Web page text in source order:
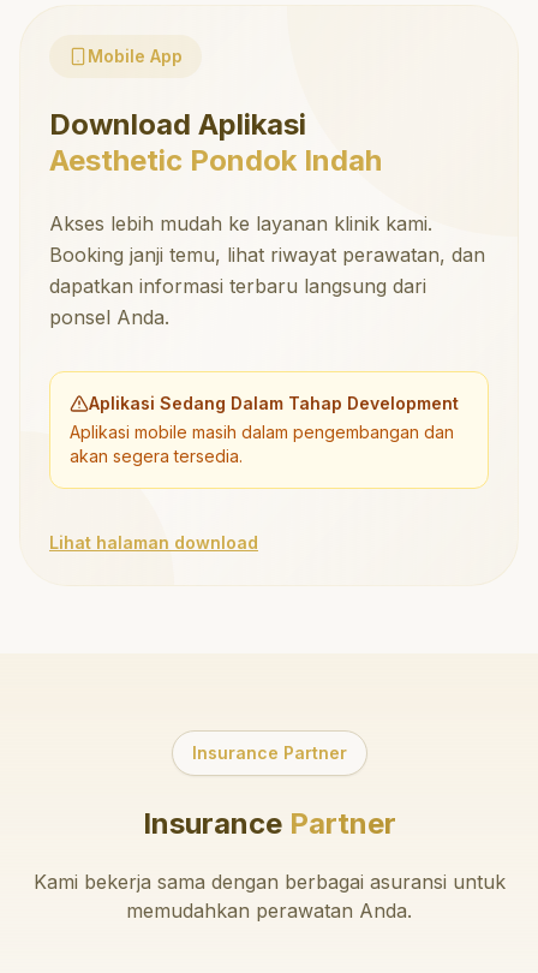
Mobile App
Download Aplikasi
Aesthetic Pondok Indah
Akses lebih mudah ke layanan klinik kami.
Booking janji temu, lihat riwayat perawatan, dan
dapatkan informasi terbaru langsung dari
ponsel Anda.
Aplikasi Sedang Dalam Tahap Development
Aplikasi mobile masih dalam pengembangan dan
akan segera tersedia.
Lihat halaman download
Insurance Partner
InsurancePartner
Kami bekerja sama dengan berbagai asuransi untuk
memudahkan perawatan Anda.